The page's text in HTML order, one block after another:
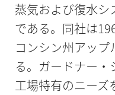
蒸気および復水シ
である。同社は
コンシン州アッ
る。ガードナー
工場特有のニーズ